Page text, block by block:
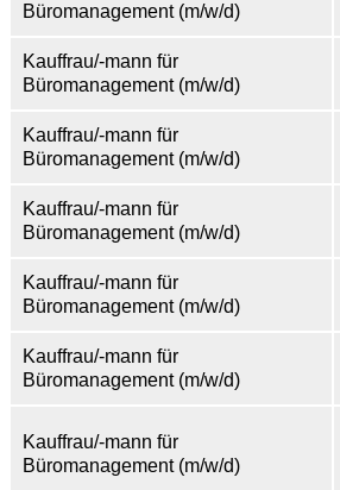
Büromanagement (m/w/d)
Kauffrau/-mann für
Büromanagement (m/w/d)
Kauffrau/-mann für
Büromanagement (m/w/d)
Kauffrau/-mann für
Büromanagement (m/w/d)
Kauffrau/-mann für
Büromanagement (m/w/d)
Kauffrau/-mann für
Büromanagement (m/w/d)
Kauffrau/-mann für
Büromanagement (m/w/d)